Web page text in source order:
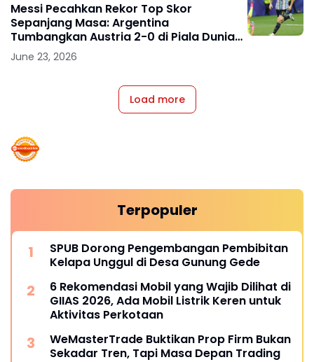
Messi Pecahkan Rekor Top Skor
Sepanjang Masa: Argentina
Tumbangkan Austria 2-0 di Piala Dunia
2026
June 23, 2026
Load more
Terpopuler
SPUB Dorong Pengembangan Pembibitan
Kelapa Unggul di Desa Gunung Gede
6 Rekomendasi Mobil yang Wajib Dilihat di
GIIAS 2026, Ada Mobil Listrik Keren untuk
Aktivitas Perkotaan
WeMasterTrade Buktikan Prop Firm Bukan
Sekadar Tren, Tapi Masa Depan Trading